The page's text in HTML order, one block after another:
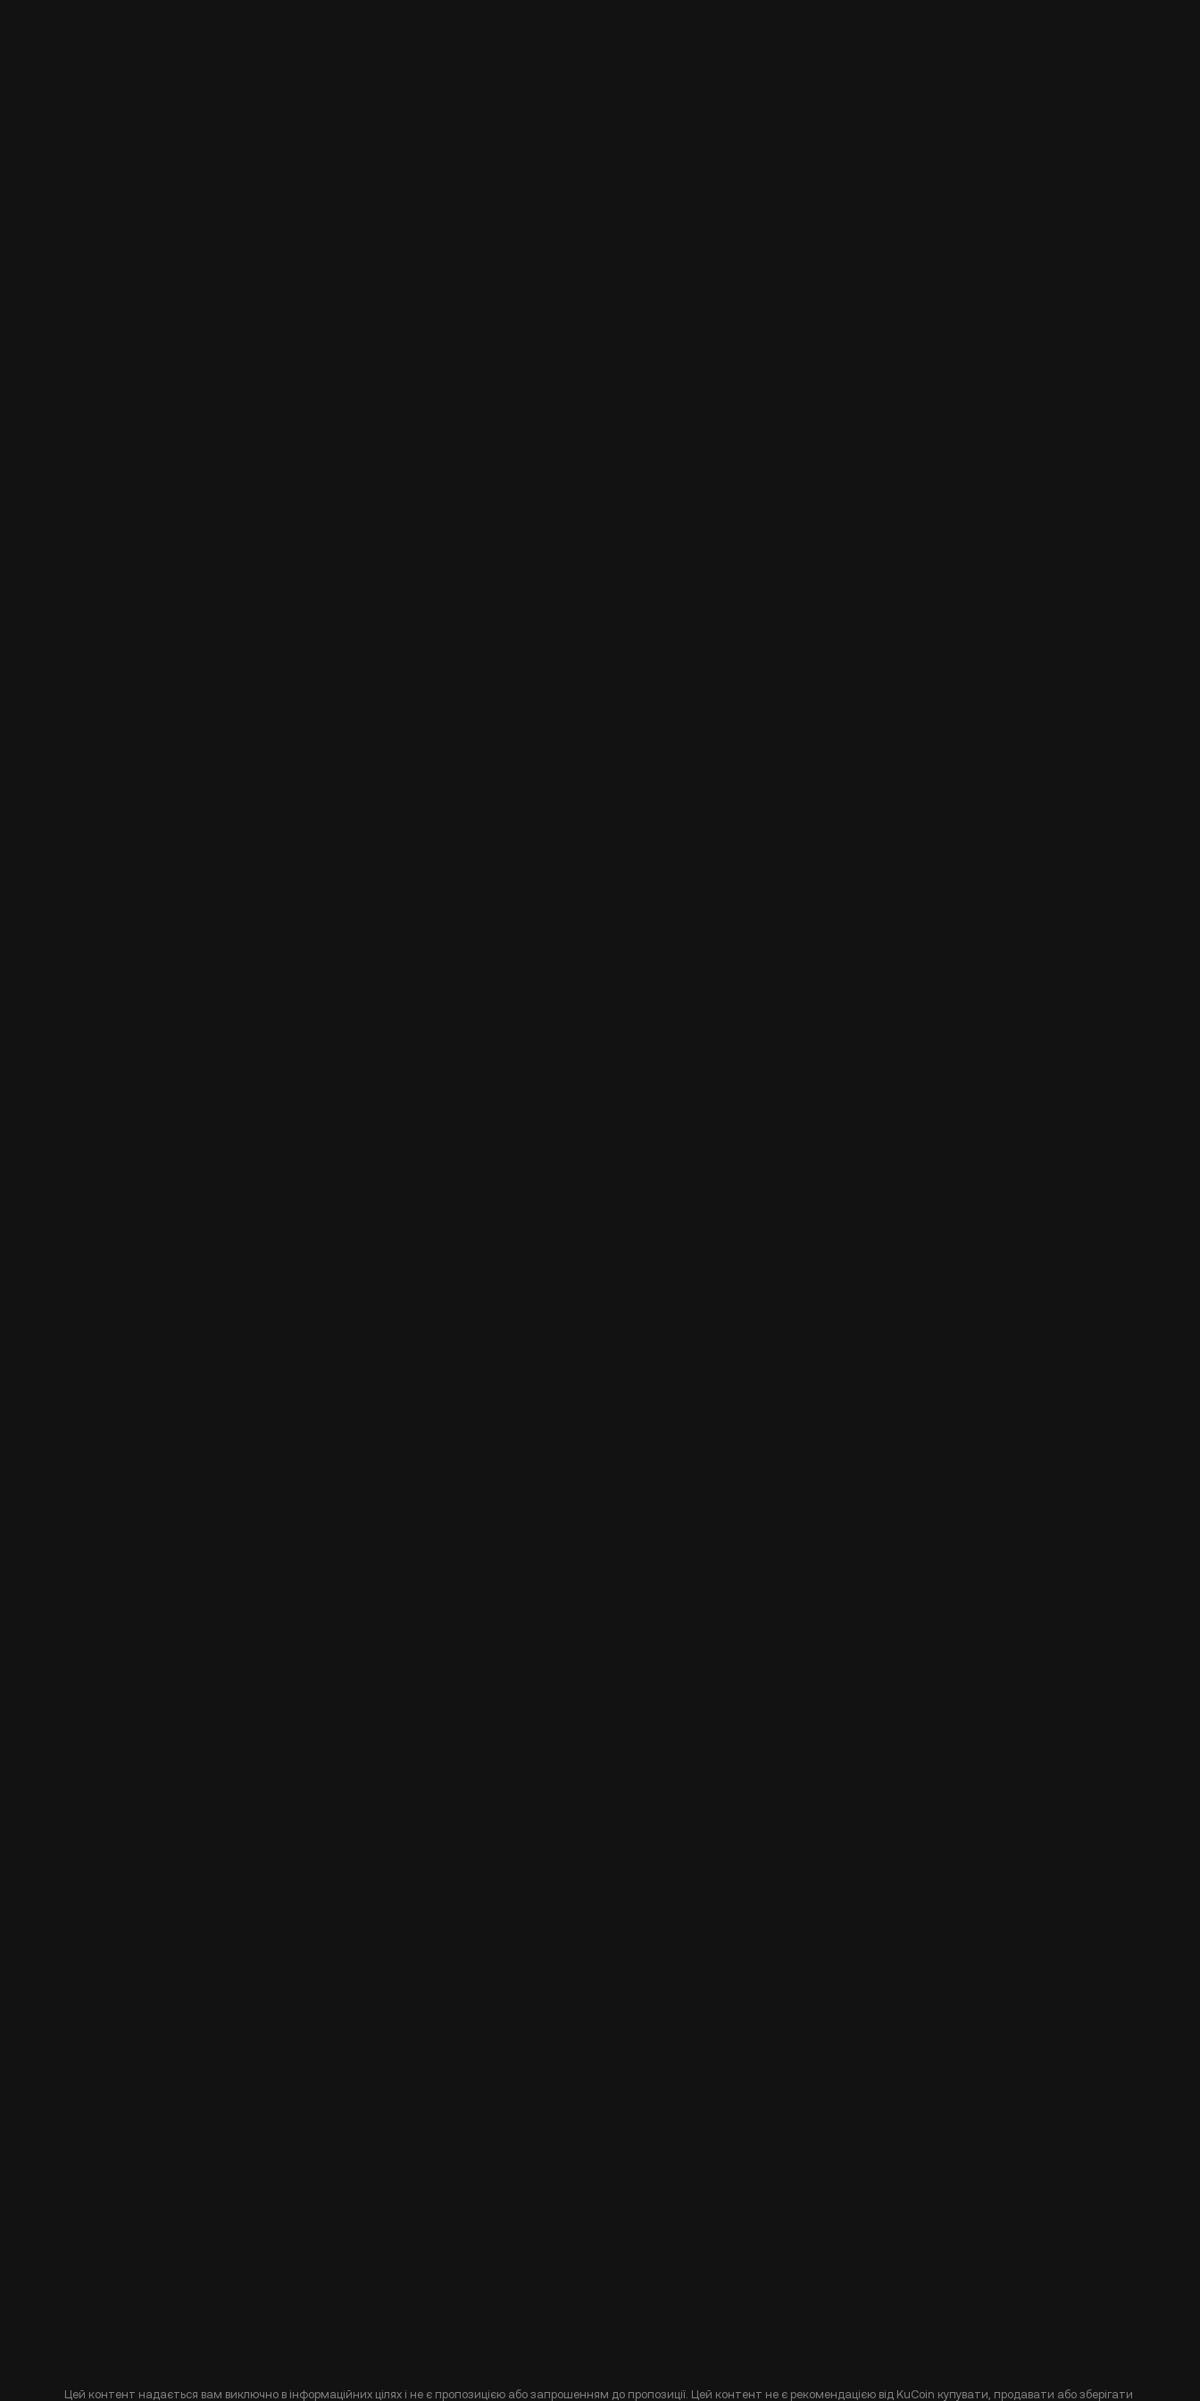
Цей контент надається вам виключно в інформаційних цілях і не є пропозицією або запрошенням до пропозиції. Цей контент не є рекомендацією від KuCoin купувати, продавати або зберігати